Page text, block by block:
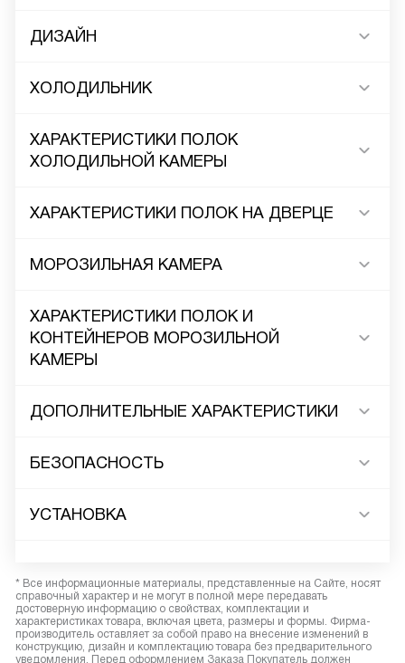
ДИЗАЙН
ХОЛОДИЛЬНИК
ХАРАКТЕРИСТИКИ ПОЛОК
ХОЛОДИЛЬНОЙ КАМЕРЫ
ХАРАКТЕРИСТИКИ ПОЛОК НА ДВЕРЦЕ
МОРОЗИЛЬНАЯ КАМЕРА
ХАРАКТЕРИСТИКИ ПОЛОК И
КОНТЕЙНЕРОВ МОРОЗИЛЬНОЙ
КАМЕРЫ
ДОПОЛНИТЕЛЬНЫЕ ХАРАКТЕРИСТИКИ
БЕЗОПАСНОСТЬ
УСТАНОВКА
* Все информационные материалы, представленные на Сайте, носят
справочный характер и не могут в полной мере передавать
достоверную информацию о свойствах, комплектации и
характеристиках товара, включая цвета, размеры и формы. Фирма-
производитель оставляет за собой право на внесение изменений в
конструкцию, дизайн и комплектацию товара без предварительного
уведомления. Перед оформлением Заказа Покупатель должен